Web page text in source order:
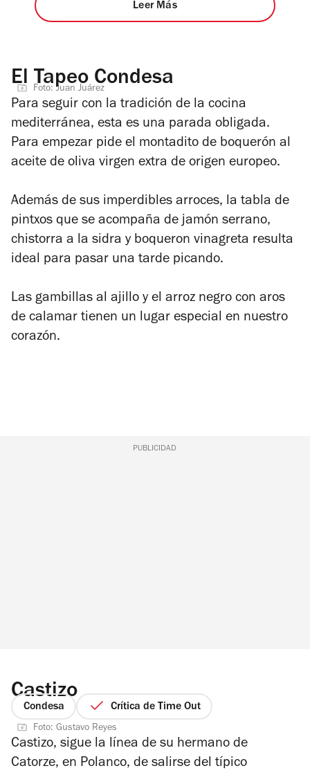
Leer Más
El Tapeo Condesa
Foto: Juan Juárez
Para seguir con la tradición de la cocina
mediterránea, esta es una parada obligada.
Para empezar pide el montadito de boquerón al
aceite de oliva virgen extra de origen europeo.
Además de sus imperdibles arroces, la tabla de
pintxos que se acompaña de jamón serrano,
chistorra a la sidra y boqueron vinagreta resulta
ideal para pasar una tarde picando.
Las gambillas al ajillo y el arroz negro con aros
de calamar tienen un lugar especial en nuestro
corazón.
PUBLICIDAD
Castizo
Condesa Crítica de Time Out
Foto: Gustavo Reyes
Castizo, sigue la línea de su hermano de
Catorze, en Polanco, de salirse del típico